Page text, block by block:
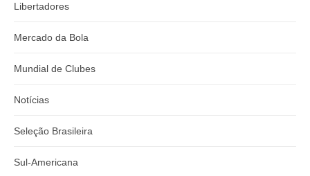
Libertadores
Mercado da Bola
Mundial de Clubes
Notícias
Seleção Brasileira
Sul-Americana